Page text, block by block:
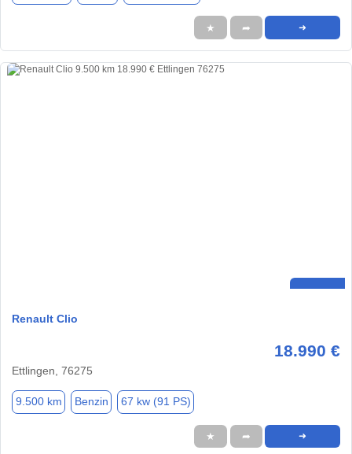
★ ➦ ➜
Renault Clio
18.990 €
Ettlingen, 76275
9.500 km Benzin 67 kw (91 PS)
★ ➦ ➜